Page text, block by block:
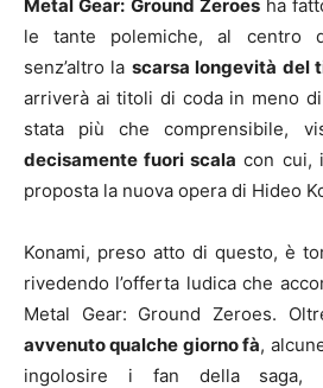
Metal Gear: Ground Zeroesha
le tante polemiche, al centro
senz’altro la scarsa longevità del
arriverà ai titoli di coda in meno
stata più che comprensibile,
decisamente fuori scala con cui,
proposta la nuova opera di Hideo
Konami, preso atto di questo, è
rivedendo l’offerta ludica che
Metal Gear: Ground Zeroes.
avvenuto qualche giorno fà,
ingolosire i fan della saga,